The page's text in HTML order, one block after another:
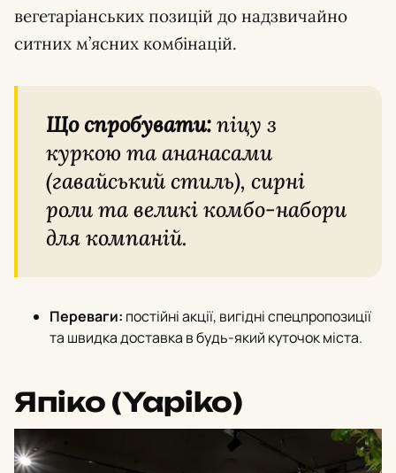
вегетаріанських позицій до надзвичайно
ситних м’ясних комбінацій.
Що спробувати:піцу з
куркою та ананасами
(гавайський стиль), сирні
роли та великі комбо-набори
для компаній.
Переваги: постійні акції, вигідні спецпропозиції
та швидка доставка в будь-який куточок міста.
Япіко (Yapiko)